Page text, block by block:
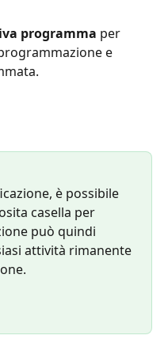
programma per
e
è possibile
casella per
può quindi
attività rimanente